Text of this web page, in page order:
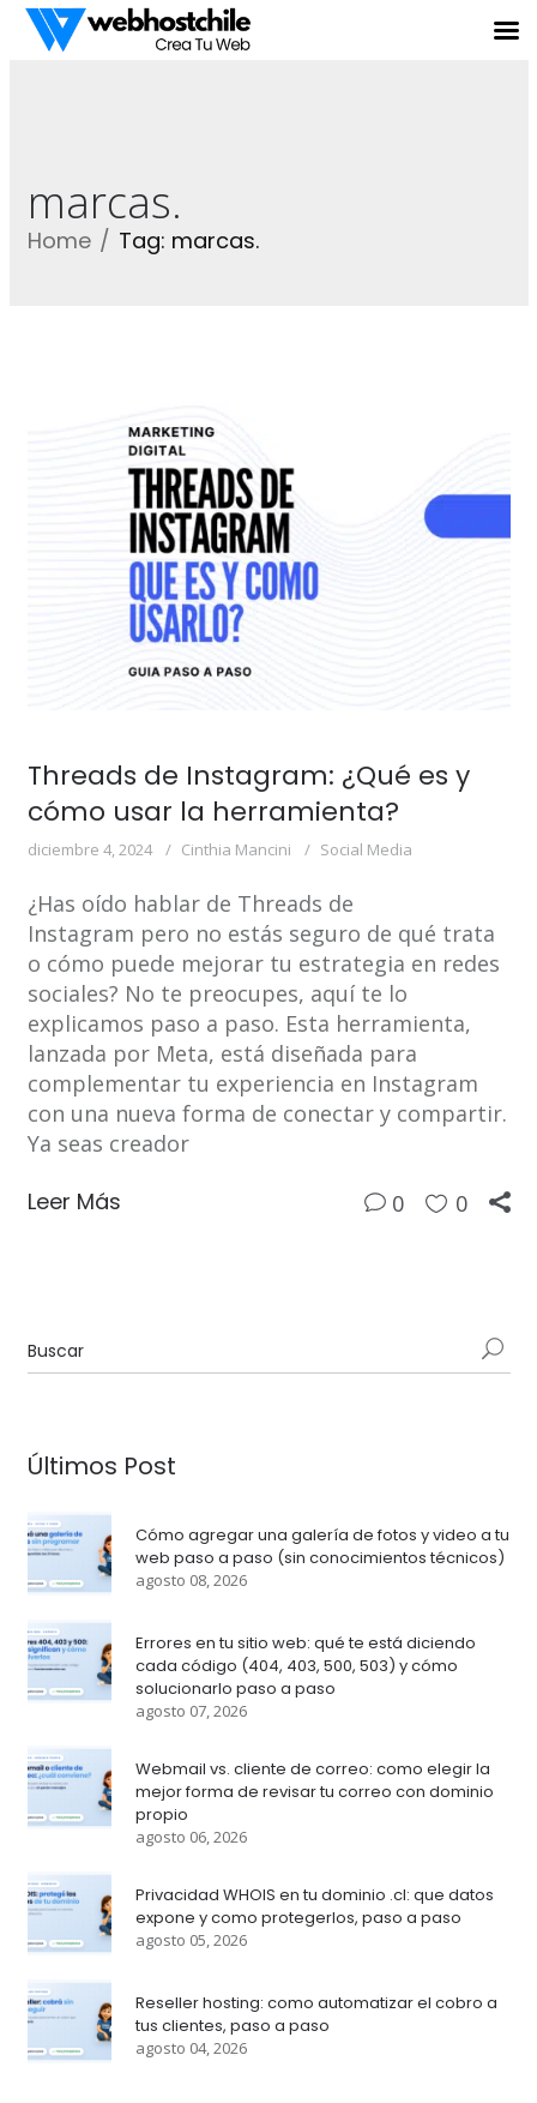
marcas.
Home Tag: marcas.
Threads de Instagram: ¿Qué es y
cómo usar la herramienta?
diciembre 4, 2024 Cinthia Mancini Social Media
¿Has oído hablar de Threads de
Instagram pero no estás seguro de qué trata
o cómo puede mejorar tu estrategia en redes
sociales? No te preocupes, aquí te lo
explicamos paso a paso. Esta herramienta,
lanzada por Meta, está diseñada para
complementar tu experiencia en Instagram
con una nueva forma de conectar y compartir.
Ya seas creador
Leer Más 0 0
Últimos Post
Cómo agregar una galería de fotos y video a tu
web paso a paso (sin conocimientos técnicos)
agosto 08, 2026
Errores en tu sitio web: qué te está diciendo
cada código (404, 403, 500, 503) y cómo
solucionarlo paso a paso
agosto 07, 2026
Webmail vs. cliente de correo: como elegir la
mejor forma de revisar tu correo con dominio
propio
agosto 06, 2026
Privacidad WHOIS en tu dominio .cl: que datos
expone y como protegerlos, paso a paso
agosto 05, 2026
Reseller hosting: como automatizar el cobro a
tus clientes, paso a paso
agosto 04, 2026